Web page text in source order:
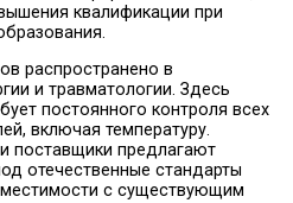
квалификации при
распространено в
и травматологии. Здесь
постоянного контроля всех
включая температуру.
поставщики предлагают
отечественные стандарты
с существующим